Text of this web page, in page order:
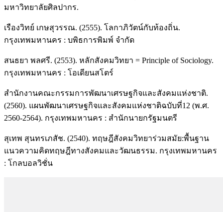
มหาวิทยาลัยศิลปากร.
เรืองวิทย์ เกษสุวรรณ. (2555). โลกาภิวัตน์กับท้องถิ่น.
กรุงเทพมหานคร : บพิธการพิมพ์ จำกัด
สนธยา พลศรี. (2553). หลักสังคมวิทยา = Principle of Sociology.
กรุงเทพมหานคร : โอเดียนสโตร์
สำนักงานคณะกรรมการพัฒนาเศรษฐกิจและสังคมแห่งชาติ.
(2560). แผนพัฒนาเศรษฐกิจและสังคมแห่งชาติฉบับที่12 (พ.ศ.
2560-2564). กรุงเทพมหานคร : สำนักนายกรัฐมนตรี
สุเทพ สุนทรเภสัช. (2540). ทฤษฎีสังคมวิทยาร่วมสมัย:พื้นฐาน
แนวความคิดทฤษฎีทางสังคมและวัฒนธรรม. กรุงเทพมหานคร
: โกลบอลวิชั่น